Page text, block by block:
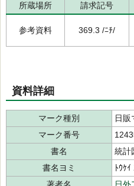
所蔵場所 請求記号
参考資料 369.3 /ﾆﾁ/
資料詳細
マーク種別
日販
マーク番号
書名
統計
書名ヨミ
ﾄｳｹ